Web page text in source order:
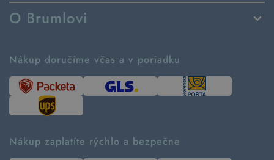
Spôsoby dodania a platby
Vrátenie tovaru a reklamácia
Návod ako nakupovať
Tabuľka veľkostí
Predávané značky
Kontakt
O Brumlovi
Ako tvoríme second hand
Časté otázky
Kde pomáhame
Udržateľnosť
Blog
Nákup doručíme včas a v poriadku
Nákup zaplatíte rýchlo a bezpečne